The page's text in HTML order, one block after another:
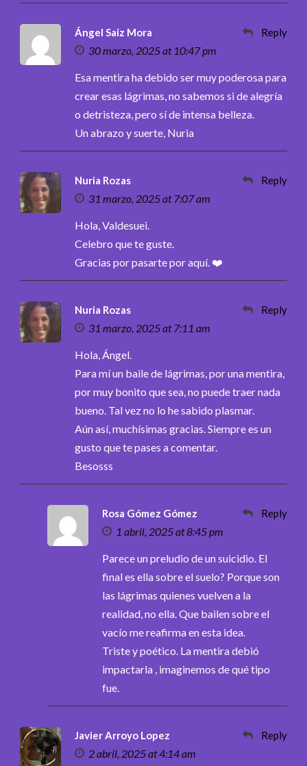
Ángel Saiz Mora
30 marzo, 2025 at 10:47 pm
Reply
Esa mentira ha debido ser muy poderosa para
crear esas lágrimas, no sabemos si de alegría
o detristeza, pero sí de intensa belleza.
Un abrazo y suerte, Nuria
Nuria Rozas
31 marzo, 2025 at 7:07 am
Reply
Hola, Valdesuei.
Celebro que te guste.
Gracias por pasarte por aquí. ❤️
Nuria Rozas
31 marzo, 2025 at 7:11 am
Reply
Hola, Ángel.
Para mí un baile de lágrimas, por una mentira,
por muy bonito que sea, no puede traer nada
bueno. Tal vez no lo he sabido plasmar.
Aún así, muchísimas gracias. Siempre es un
gusto que te pases a comentar.
Besosss
Rosa Gómez Gómez
1 abril, 2025 at 8:45 pm
Reply
Parece un preludio de un suicidio. El
final es ella sobre el suelo? Porque son
las lágrimas quienes vuelven a la
realidad, no ella. Que bailen sobre el
vacío me reafirma en esta idea.
Triste y poético. La mentira debió
impactarla , imaginemos de qué tipo
fue.
Javier Arroyo Lopez
2 abril, 2025 at 4:14 am
Reply